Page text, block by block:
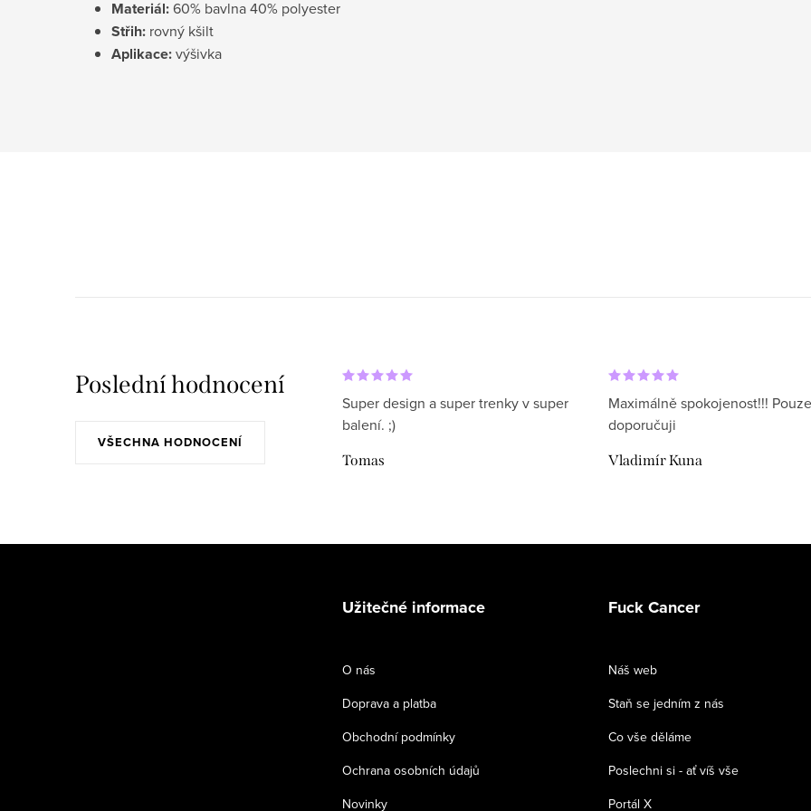
Materiál:60% bavlna 40% polyester
Střih: rovný kšilt
Aplikace:výšivka
Poslední hodnocení
VŠECHNA HODNOCENÍ
Super design a super trenky v super
balení. ;)
Tomas
Maximálně spokojenost!!!
doporučuji
Vladimír Kuna
Užitečné informace
O nás
Doprava a platba
Obchodní podmínky
Ochrana osobních údajů
Novinky
Fuck Cancer
Náš web
Staň se jedním z nás
Co vše děláme
Poslechni si - ať víš vše
Portál X